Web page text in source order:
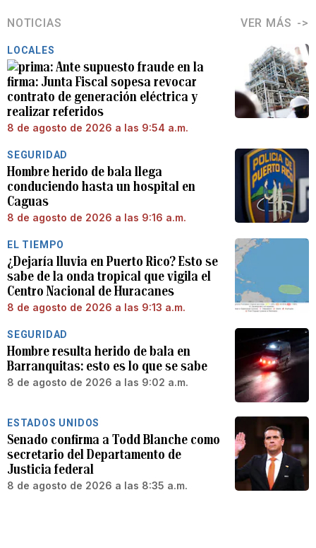
NOTICIAS VER MÁS
LOCALES
Ante supuesto fraude en la
firma: Junta Fiscal sopesa revocar
contrato de generación eléctrica y
realizar referidos
8 de agosto de 2026 a las 9:54 a.m.
SEGURIDAD
Hombre herido de bala llega
conduciendo hasta un hospital en
Caguas
8 de agosto de 2026 a las 9:16 a.m.
EL TIEMPO
¿Dejaría lluvia en Puerto Rico? Esto se
sabe de la onda tropical que vigila el
Centro Nacional de Huracanes
8 de agosto de 2026 a las 9:13 a.m.
SEGURIDAD
Hombre resulta herido de bala en
Barranquitas: esto es lo que se sabe
8 de agosto de 2026 a las 9:02 a.m.
ESTADOS UNIDOS
Senado confirma a Todd Blanche como
secretario del Departamento de
Justicia federal
8 de agosto de 2026 a las 8:35 a.m.